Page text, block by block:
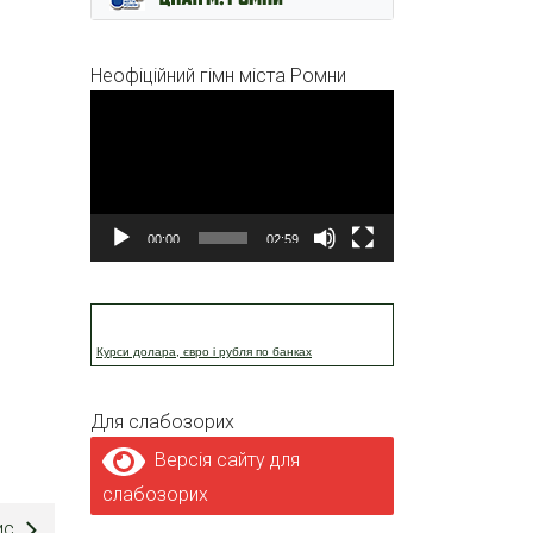
Неофіційний гімн міста Ромни
00:00 02:59
Курси долара, євро і рубля по банках
Для слабозорих
Версія сайту для
слабозорих